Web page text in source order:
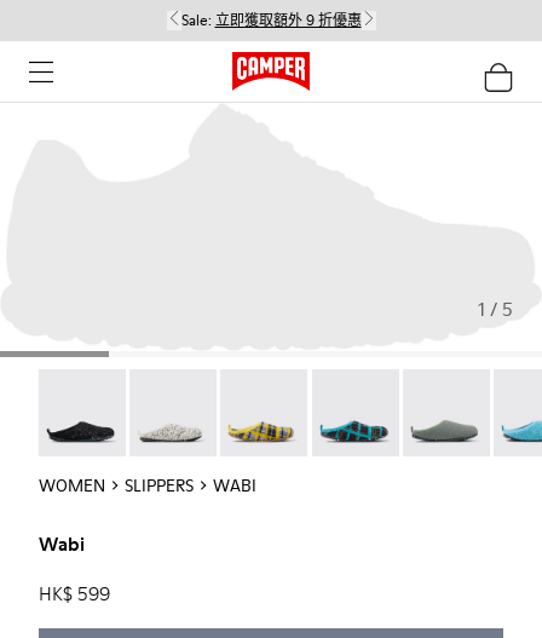
Sale: 立即獲取額外 9 折優惠
1 / 5
WOMEN SLIPPERS WABI
Wabi
HK$ 599